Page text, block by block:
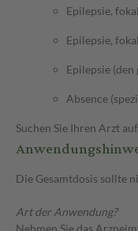
Epilepsie,
Epilepsie,
Epilepsie
Absence
Suchen Sie Ihren Arzt
Die Gesamtdosis sollte
Art der Anwendung?
Nehmen Sie das